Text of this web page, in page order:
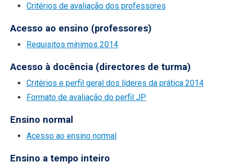
Critérios de avaliação dos professores
Acesso ao ensino (professores)
Requisitos mínimos 2014
Acesso à docência (directores de turma)
Critérios e perfil geral dos líderes da prática 2014
Formato de avaliação do perfil JP
Ensino normal
Acesso ao ensino normal
Ensino a tempo inteiro